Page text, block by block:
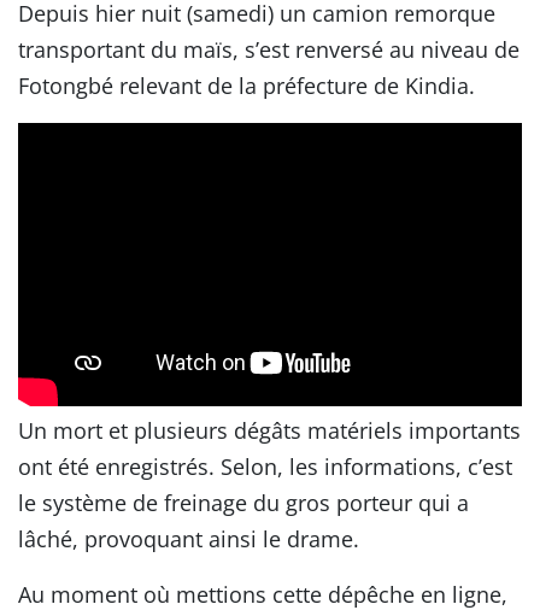
Depuis hier nuit (samedi) un camion remorque
transportant du maïs, s’est renversé au niveau de
Fotongbé relevant de la préfecture de Kindia.
Un mort et plusieurs dégâts matériels importants
ont été enregistrés. Selon, les informations, c’est
le système de freinage du gros porteur qui a
lâché, provoquant ainsi le drame.
Au moment où mettions cette dépêche en ligne,